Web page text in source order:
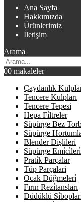
Ana Sayfa
Hakkımızda
Ürünlerimiz
İletişim
Arama
00 makaleler
Çaydanlık
Tencere Kulpları
Tencere Tepesi
Hepa Fi̇ltreler
Süpürge Bez
Süpürge
Blender Dişlileri
Süpürge Emi̇ci̇leri̇
Prati̇k Parçalar
Tüp Parçalari
Ocak Düğmeleri̇
Fırın Rezi̇tansları
Düdüklü